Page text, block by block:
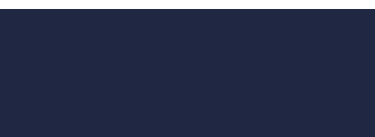
Kettenschmiersystem